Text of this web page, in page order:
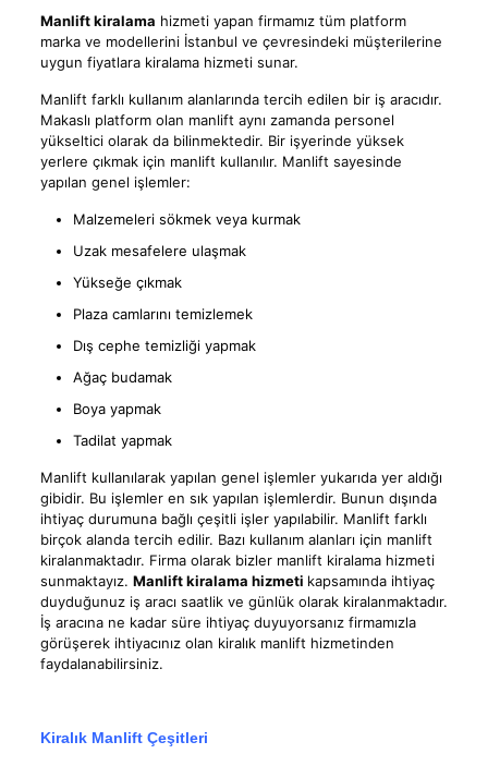
Manlift kiralama hizmeti yapan firmamız tüm platform
marka ve modellerini İstanbul ve çevresindeki müşterilerine
uygun fiyatlara kiralama hizmeti sunar.
Manlift farklı kullanım alanlarında tercih edilen bir iş aracıdır.
Makaslı platform olan manlift aynı zamanda personel
yükseltici olarak da bilinmektedir. Bir işyerinde yüksek
yerlere çıkmak için manlift kullanılır. Manlift sayesinde
yapılan genel işlemler:
Malzemeleri sökmek veya kurmak
Uzak mesafelere ulaşmak
Yükseğe çıkmak
Plaza camlarını temizlemek
Dış cephe temizliği yapmak
Ağaç budamak
Boya yapmak
Tadilat yapmak
Manlift kullanılarak yapılan genel işlemler yukarıda yer aldığı
gibidir. Bu işlemler en sık yapılan işlemlerdir. Bunun dışında
ihtiyaç durumuna bağlı çeşitli işler yapılabilir. Manlift farklı
birçok alanda tercih edilir. Bazı kullanım alanları için manlift
kiralanmaktadır. Firma olarak bizler manlift kiralama hizmeti
sunmaktayız. Manlift kiralama hizmeti kapsamında ihtiyaç
duyduğunuz iş aracı saatlik ve günlük olarak kiralanmaktadır.
İş aracına ne kadar süre ihtiyaç duyuyorsanız firmamızla
görüşerek ihtiyacınız olan kiralık manlift hizmetinden
faydalanabilirsiniz.
Kiralık Manlift Çeşitleri